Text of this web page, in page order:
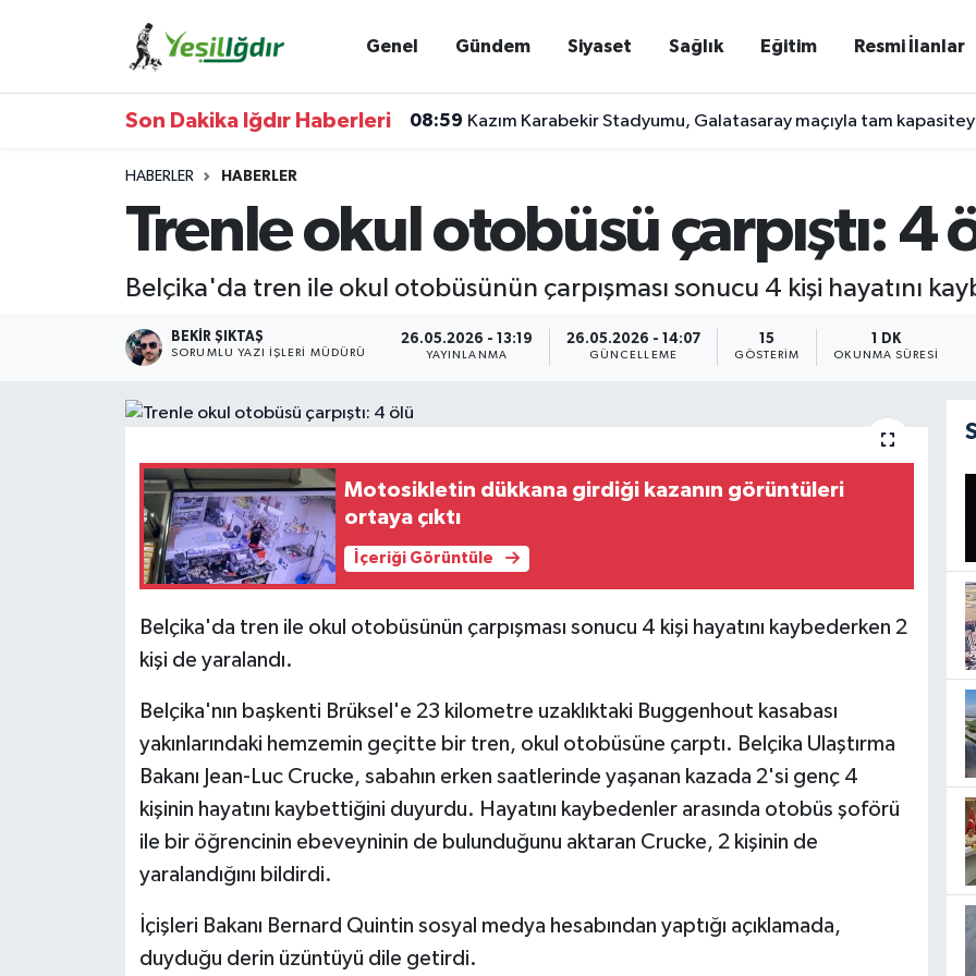
Genel Gündem Siyaset Sağlık Eğitim Resmi İlanlar
Son Dakika Iğdır Haberleri 08:59 Kazım Karabekir Stadyumu, Galatasaray maçıyla tam
HABERLER HABERLER
Trenle okul otobüsü çarpıştı: 4
Belçika'da tren ile okul otobüsünün çarpışması sonucu 4 kişi hayatını
BEKIR ŞIKTAŞ
SORUMLU YAZI İŞLERI MÜDÜRÜ
26.05.2026 - 13:19
YAYINLANMA
26.05.2026 - 14:07
GÜNCELLEME
15
GÖSTERIM
1 DK
OKUNMA SÜRESI
Motosikletin dükkana girdiği kazanın görüntüleri
ortaya çıktı
İçeriği Görüntüle
Belçika'da tren ile okul otobüsünün çarpışması sonucu 4 kişi hayatını kaybederken 2
kişi de yaralandı.
Belçika'nın başkenti Brüksel'e 23 kilometre uzaklıktaki Buggenhout kasabası
yakınlarındaki hemzemin geçitte bir tren, okul otobüsüne çarptı. Belçika Ulaştırma
Bakanı Jean-Luc Crucke, sabahın erken saatlerinde yaşanan kazada 2'si genç 4
kişinin hayatını kaybettiğini duyurdu. Hayatını kaybedenler arasında otobüs şoförü
ile bir öğrencinin ebeveyninin de bulunduğunu aktaran Crucke, 2 kişinin de
yaralandığını bildirdi.
İçişleri Bakanı Bernard Quintin sosyal medya hesabından yaptığı açıklamada,
duyduğu derin üzüntüyü dile getirdi.
Iğdır Trafik Yoğunluk Haritası
Süper Lig Puan Durumu ve Fikstür
Tüm Manşetler
Son Dakika Haberleri
Haber Arşivi